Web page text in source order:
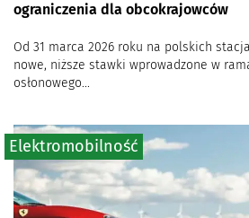
ograniczenia dla obcokrajowców
Od 31 marca 2026 roku na polskich
nowe, niższe stawki wprowadzone w
osłonowego...
Elektromobilność